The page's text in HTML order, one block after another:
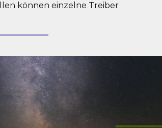
können einzelne Treiber